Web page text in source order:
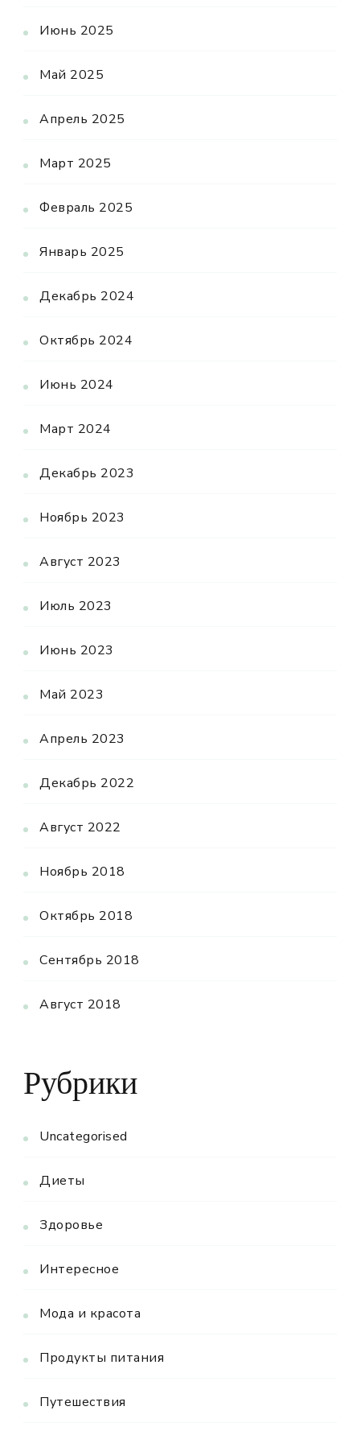
Июнь 2025
Май 2025
Апрель 2025
Март 2025
Февраль 2025
Январь 2025
Декабрь 2024
Октябрь 2024
Июнь 2024
Март 2024
Декабрь 2023
Ноябрь 2023
Август 2023
Июль 2023
Июнь 2023
Май 2023
Апрель 2023
Декабрь 2022
Август 2022
Ноябрь 2018
Октябрь 2018
Сентябрь 2018
Август 2018
Рубрики
Uncategorised
Диеты
Здоровье
Интересное
Мода и красота
Продукты питания
Путешествия